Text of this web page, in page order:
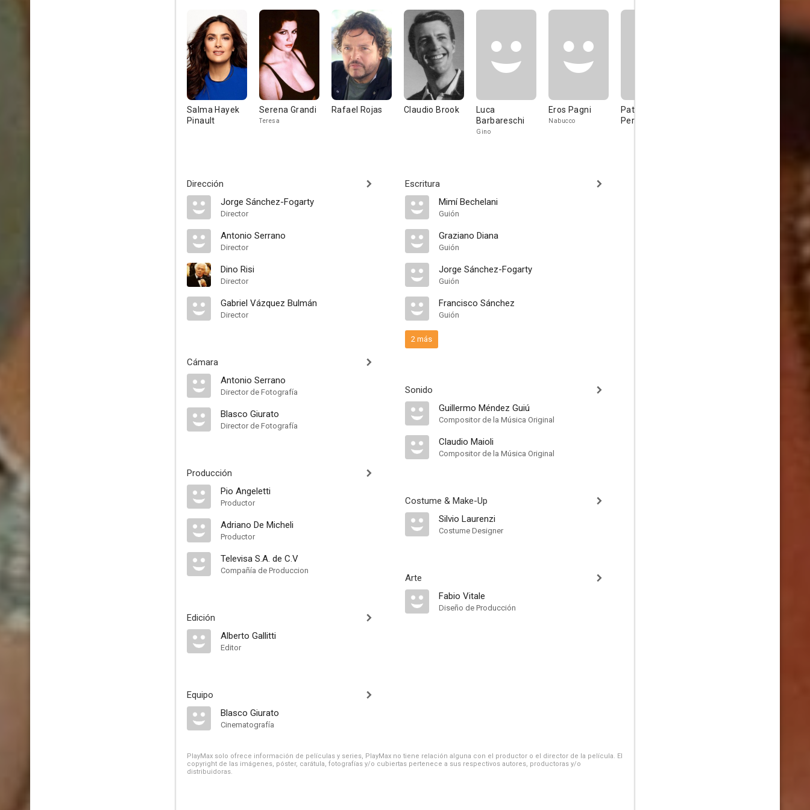
Salma Hayek
Pinault
Serena Grandi
Teresa
Rafael Rojas Claudio Brook
Luca
Barbareschi
Gino
Eros Pagni
Nabucco
Patricia
Pereyra
Dirección
Jorge Sánchez-Fogarty
Director
Antonio Serrano
Director
Dino Risi
Director
Gabriel Vázquez Bulmán
Director
Cámara
Antonio Serrano
Director de Fotografía
Blasco Giurato
Director de Fotografía
Producción
Pio Angeletti
Productor
Adriano De Micheli
Productor
Televisa S.A. de C.V
Compañía de Produccion
Edición
Alberto Gallitti
Editor
Equipo
Blasco Giurato
Cinematografía
Escritura
Mimí Bechelani
Guión
Graziano Diana
Guión
Jorge Sánchez-Fogarty
Guión
Francisco Sánchez
Guión
2 más
Sonido
Guillermo Méndez Guiú
Compositor de la Música Original
Claudio Maioli
Compositor de la Música Original
Costume & Make-Up
Silvio Laurenzi
Costume Designer
Arte
Fabio Vitale
Diseño de Producción
PlayMax solo ofrece información de películas y series, PlayMax no tiene relación alguna con el productor o el director de la película. El
copyright de las imágenes, póster, carátula, fotografías y/o cubiertas pertenece a sus respectivos autores, productoras y/o
distribuidoras.